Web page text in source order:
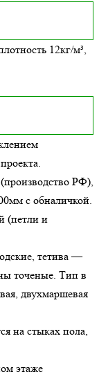
12кг/м³,
(производство РФ),
с обналичкой.
(петли и
тетива —
точеные. Тип в
двухмаршевая
на стыках пола,
этаже